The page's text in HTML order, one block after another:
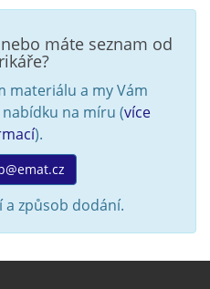
máte seznam od
materiálu a my Vám
na míru (více
).
a způsob dodání.